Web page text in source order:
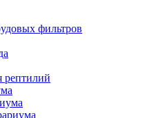
фильтров
рептилий